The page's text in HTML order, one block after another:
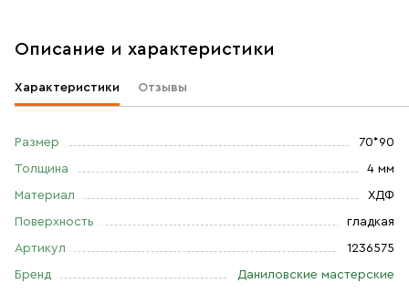
Описание и характеристики
Характеристики Отзывы
Размер 70*90
Толщина 4 мм
Материал ХДФ
Поверхность гладкая
Артикул 1236575
Бренд Даниловские мастерские